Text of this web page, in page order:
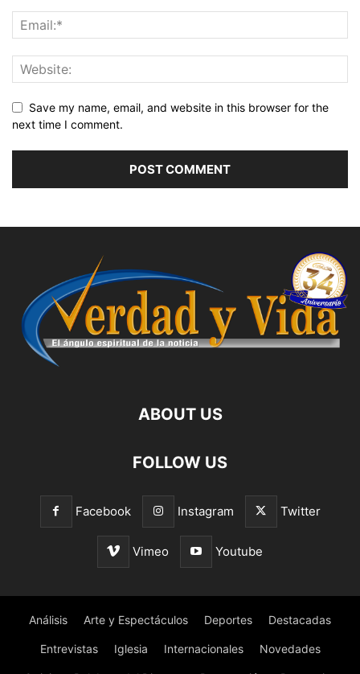
Save my name, email, and website in this browser for the
next time I comment.
ABOUT US
FOLLOW US
Facebook Instagram Twitter
Vimeo Youtube
Análisis Arte y Espectáculos Deportes Destacadas
Entrevistas Iglesia Internacionales Novedades